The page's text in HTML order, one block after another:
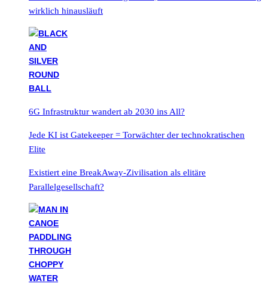
wirklich hinausläuft
6G Infrastruktur wandert ab 2030 ins All?
Jede KI ist Gatekeeper = Torwächter der technokratischen
Elite
Existiert eine BreakAway-Zivilisation als elitäre
Parallelgesellschaft?